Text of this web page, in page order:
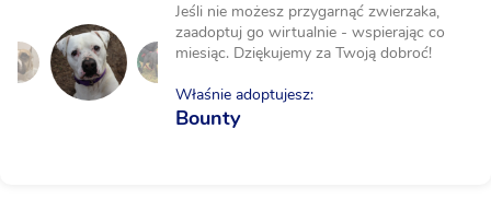
Jeśli nie możesz przygarnąć zwierzaka,
zaadoptuj go wirtualnie - wspierając co
miesiąc. Dziękujemy za Twoją dobroć!
Właśnie adoptujesz:
Bounty